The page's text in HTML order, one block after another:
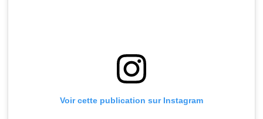
Voir cette publication sur Instagram